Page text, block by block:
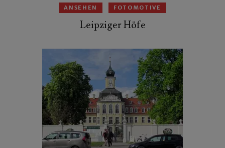
ANSEHEN FOTOMOTIVE
Leipziger Höfe